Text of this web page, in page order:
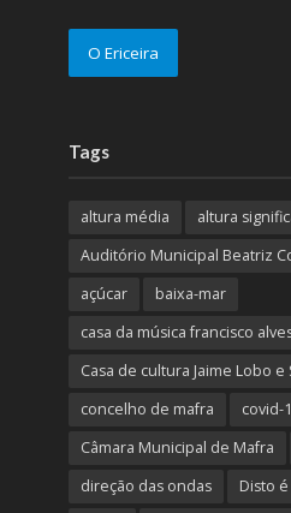
O Ericeira
Tags
altura média altura
Auditório Municipal Beatriz
açúcar
baixa-mar
casa da música francisco
Casa de cultura Jaime Lobo e
concelho de mafra
covid-
Câmara Municipal de Mafra
direção das ondas
Disto